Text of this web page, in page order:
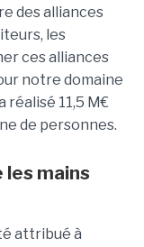
des alliances
les
ces alliances
notre domaine
réalisé 11,5 M€
de personnes.
les mains
attribué à